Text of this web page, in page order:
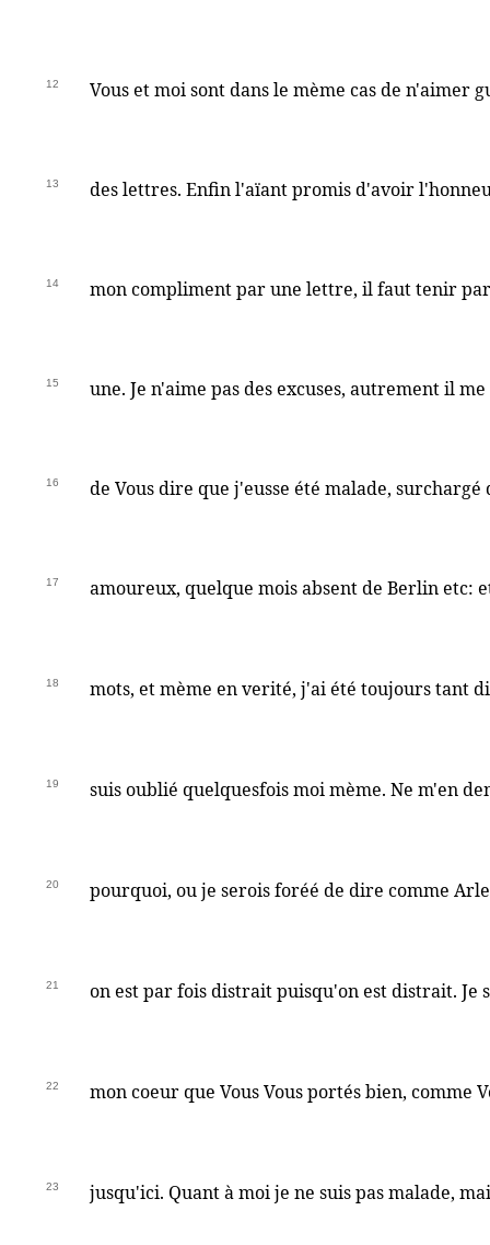
12 Vous et moi sont dans le mème cas de n'aimer
13 des lettres. Enfin l'aïant promis d'avoir
14 mon compliment par une lettre, il faut tenir
15 une. Je n'aime pas des excuses, autrement il
16 de Vous dire que j'eusse été malade,
17 amoureux, quelque mois absent de Berlin etc:
18 mots, et mème en verité, j'ai été toujours tant
19 suis oublié quelquesfois moi mème. Ne m'en
20 pourquoi, ou je serois foréé de dire comme
21 on est par fois distrait puisqu'on est distrait. Je
22 mon coeur que Vous Vous portés bien, comme
23 jusqu'ici. Quant à moi je ne suis pas malade,